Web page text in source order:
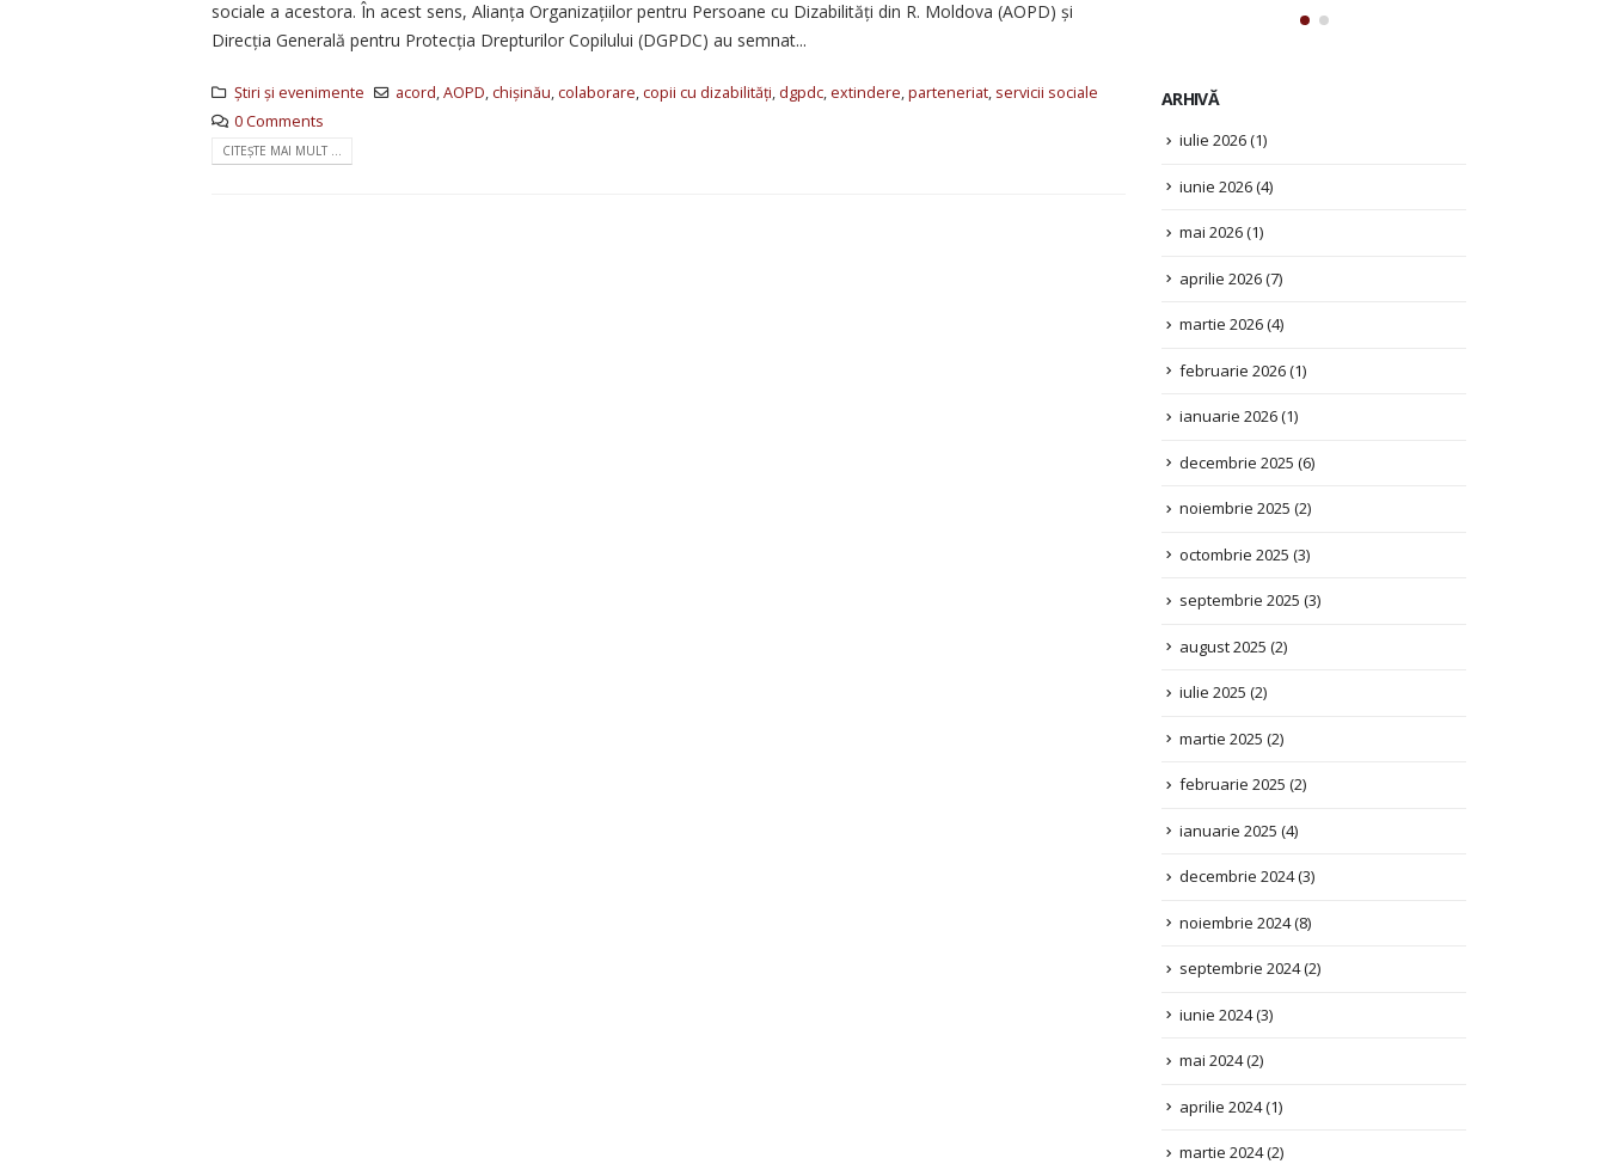
sociale a acestora. În acest sens, Alianța Organizațiilor pentru Persoane cu Dizabilități din R. Moldova (AOPD) și
Direcția Generală pentru Protecția Drepturilor Copilului (DGPDC) au semnat...
Știri și evenimente acord,AOPD,chișinău,colaborare,copii cu dizabilități, dgpdc, extindere,parteneriat, servicii sociale
0 Comments
CITEȘTE MAI MULT ...
iulie 2026
iunie 2026(4)
mai 2026(1)
aprilie 2026(7)
martie 2026 (4)
februarie 2026
ianuarie 2026(1)
decembrie 2025(6)
noiembrie 2025(2)
octombrie 2025 (3)
septembrie 2025(3)
august 2025 (2)
iulie 2025(2)
martie 2025(2)
februarie 2025
ianuarie 2025(4)
decembrie 2024(3)
noiembrie 2024(8)
septembrie 2024(2)
iunie 2024(3)
mai 2024(2)
aprilie 2024(1)
martie 2024 (2)
februarie 2024